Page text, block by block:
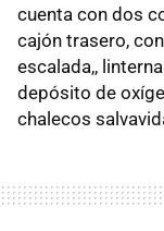
cuenta con dos
cajón trasero,
escalada,,
depósito de
chalecos